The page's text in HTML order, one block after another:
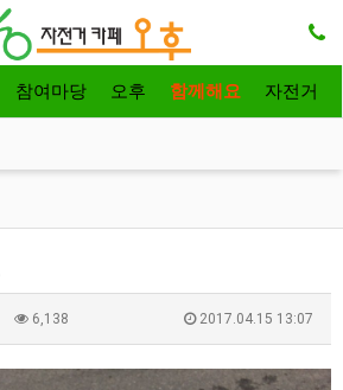
참여마당 오후 함께해요 자전거
6,138 2017.04.15 13:07